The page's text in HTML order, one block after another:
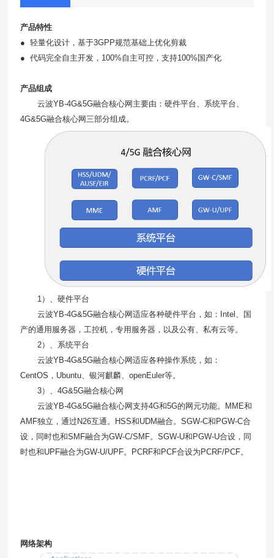
产品特性
● 轻量化设计，基于3GPP规范基础上优化剪裁
● 代码完全自主开发， 100%自主可控，支持100% 国产化
产品组成
云波YB-4G&5G融合核心网主要由：硬件平台、系统平台、
4G&5G融合核心网三部分组成。
1）、硬件平台
云波YB-4G&5G融合核心网适应各种硬件平台，如： Intel 、国
产的通用服务器，工控机，专用服务器，以及公有、私有云等。
2）、系统平台
云波YB-4G&5G融合核心网适应各种操作系统，如：
CentOS ， Ubuntu、银河麒麟、openEuler等。
3）、4G&5G融合核心网
云波YB-4G&5G融合核心网支持4G和5G的网元功能。 MME和
AMF独立，通过 N26互通。 HSS和UDM融合。SGW-C和 PGW-C合
设，同时也和SMF融合为GW-C/SMF。SGW-U和 PGW-U合设，同
时也和UPF融合为GW-U/UPF。 PCRF和 PCF合设为 PCRF/PCF。
网络架构